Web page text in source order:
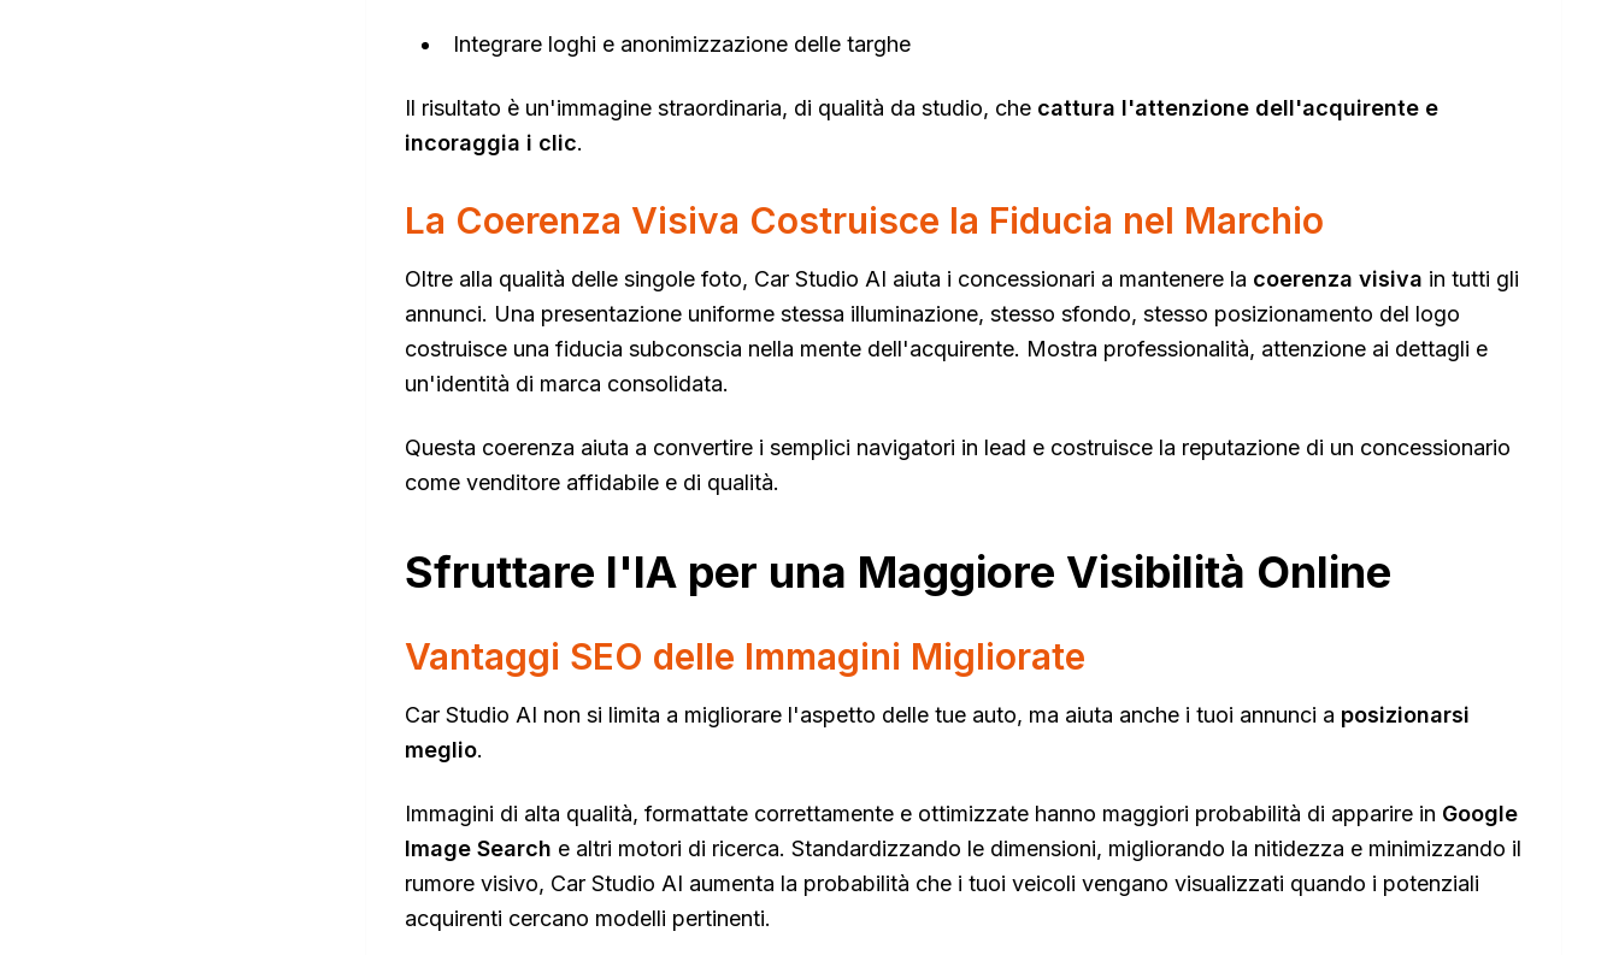
Integrare loghi e anonimizzazione delle targhe
Il risultato è un'immagine straordinaria, di qualità da studio, che cattura l'attenzione dell'acquirente e
incoraggia i clic.
La Coerenza Visiva Costruisce la Fiducia nel Marchio
Oltre alla qualità delle singole foto, Car Studio AI aiuta i concessionari a mantenere la coerenza visiva in tutti gli
annunci. Una presentazione uniforme stessa illuminazione, stesso sfondo, stesso posizionamento del logo
costruisce una fiducia subconscia nella mente dell'acquirente. Mostra professionalità, attenzione ai dettagli e
un'identità di marca consolidata.
Questa coerenza aiuta a convertire i semplici navigatori in lead e costruisce la reputazione di un concessionario
come venditore affidabile e di qualità.
Sfruttare l'IA per una Maggiore Visibilità Online
Vantaggi SEO delle Immagini Migliorate
Car Studio AI non si limita a migliorare l'aspetto delle tue auto, ma aiuta anche i tuoi annunci a posizionarsi
meglio.
Immagini di alta qualità, formattate correttamente e ottimizzate hanno maggiori probabilità di apparire in Google
Image Search e altri motori di ricerca. Standardizzando le dimensioni, migliorando la nitidezza e minimizzando il
rumore visivo, Car Studio AI aumenta la probabilità che i tuoi veicoli vengano visualizzati quando i potenziali
acquirenti cercano modelli pertinenti.